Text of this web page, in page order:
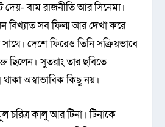
বাম রাজনীতি আর সিনেমা।
বিখ্যাত সব ফিল্ম আর দেখা করে
দেশে ফিরেও তিনি সক্রিয়ভাবে
ছিলেন। সুতরাং তার ছবিতে
থাকা অস্বাভাবিক কিছু নয়।
চরিত্র কালু আর টিনা। টিনাকে